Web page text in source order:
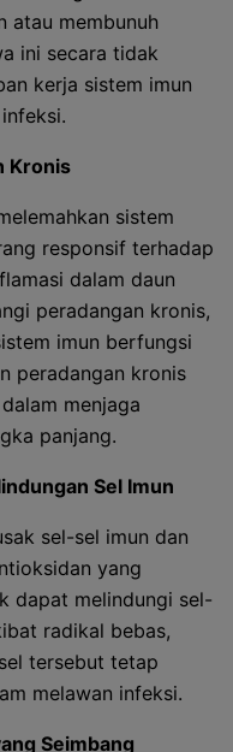
atau membunuh
ini secara tidak
kerja sistem imun
Kronis
sistem
responsif terhadap
dalam daun
peradangan kronis,
imun berfungsi
peradangan kronis
menjaga
panjang.
Sel Imun
sel-sel imun dan
yang
dapat melindungi sel-
radikal bebas,
tersebut tetap
melawan infeksi.
Seimbang